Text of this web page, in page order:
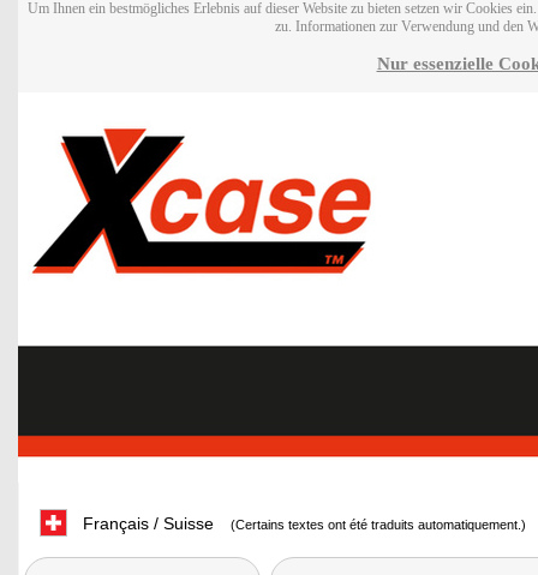
Um Ihnen ein bestmögliches Erlebnis auf dieser Website zu bieten setzen wir Cookies
zu. Informationen zur Verwendung und den
Nur essenzielle
Français / Suisse (Certains textes ont été traduits automatiquement.)